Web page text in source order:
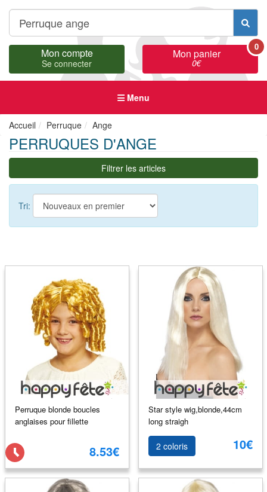
Mon compte
Se connecter
Mon panier
0€
0
Menu
Accueil Perruque Ange
PERRUQUES D'ANGE
Filtrer les articles
Tri:
Perruque blonde boucles
anglaises pour fillette
8.53€
Star style wig,blonde,44cm
long straigh
2 coloris 10€